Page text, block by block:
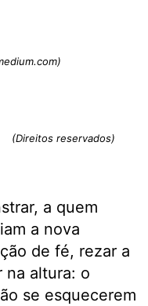
(Direitos reservados)
a quem
a nova
de fé, rezar a
na altura: o
se esquecerem